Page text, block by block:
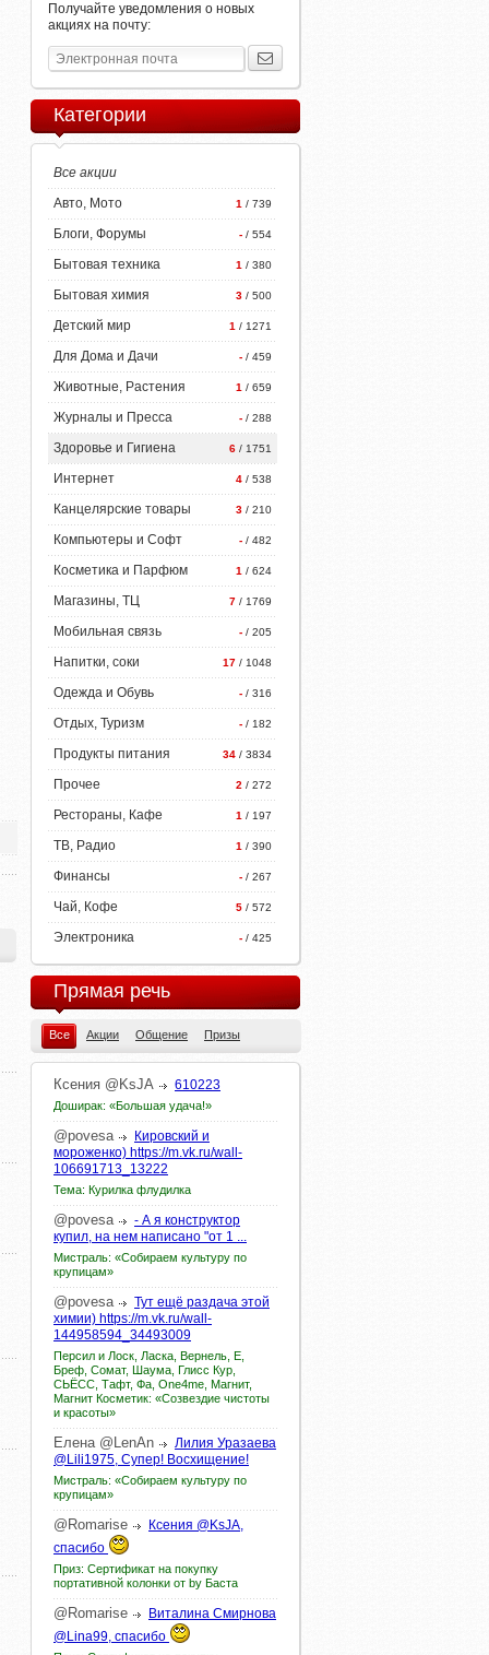
Получайте уведомления о новых
акциях на почту:
Категории
Все акции
1 / 739
Авто, Мото
- / 554
Блоги, Форумы
1 / 380
Бытовая техника
3 / 500
Бытовая химия
1 / 1271
Детский мир
- / 459
Для Дома и Дачи
1 / 659
Животные, Растения
- / 288
Журналы и Пресса
6 / 1751
Здоровье и Гигиена
4 / 538
Интернет
3 / 210
Канцелярские товары
- / 482
Компьютеры и Софт
1 / 624
Косметика и Парфюм
7 / 1769
Магазины, ТЦ
- / 205
Мобильная связь
17 / 1048
Напитки, соки
- / 316
Одежда и Обувь
- / 182
Отдых, Туризм
34 / 3834
Продукты питания
2 / 272
Прочее
1 / 197
Рестораны, Кафе
1 / 390
ТВ, Радио
- / 267
Финансы
5 / 572
Чай, Кофе
- / 425
Электроника
Прямая речь
Все Акции Общение Призы
Ксения @KsJA 610223
Доширак: «Большая удача!»
@povesa
Кировский и
мороженко) https://m.vk.ru/wall-
106691713_13222
Тема: Курилка флудилка
@povesa
- А я конструктор
купил, на нем написано "от 1 ...
Мистраль: «Собираем культуру по
крупицам»
@povesa
Тут ещё раздача этой
химии) https://m.vk.ru/wall-
144958594_34493009
Персил и Лоск, Ласка, Вернель, Е,
Бреф, Сомат, Шаума, Глисс Кур,
СЬЁСС, Тафт, Фа, One4me, Магнит,
Магнит Косметик: «Созвездие чистоты
и красоты»
Елена @LenAn
Лилия Уразаева
@Lili1975, Супер! Восхищение!
Мистраль: «Собираем культуру по
крупицам»
@Romarise
Ксения @KsJA,
спасибо
Приз: Сертификат на покупку
портативной колонки от by Баста
@Romarise
Виталина Смирнова
@Lina99, спасибо